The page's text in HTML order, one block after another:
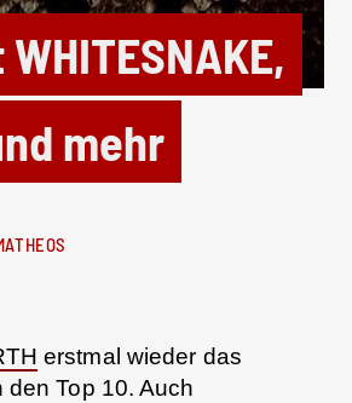
mehr
erstmal wieder das
den Top 10. Auch